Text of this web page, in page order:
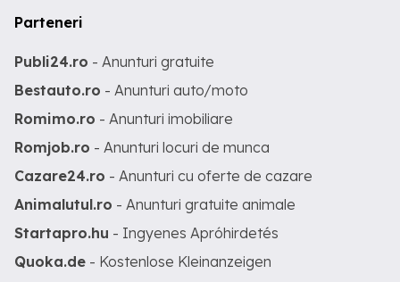
Parteneri
Publi24.ro - Anunturi gratuite
Bestauto.ro - Anunturi auto/moto
Romimo.ro - Anunturi imobiliare
Romjob.ro - Anunturi locuri de munca
Cazare24.ro - Anunturi cu oferte de cazare
Animalutul.ro - Anunturi gratuite animale
Startapro.hu - Ingyenes Apróhirdetés
Quoka.de - Kostenlose Kleinanzeigen